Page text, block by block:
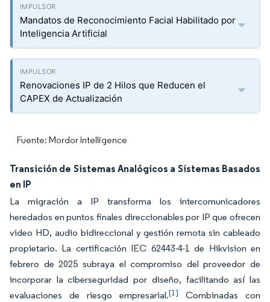
Mandatos de Reconocimiento Facial Habilitado por
Inteligencia Artificial
Renovaciones IP de 2 Hilos que Reducen el
CAPEX de Actualización
Fuente: Mordor Intelligence
Transición de Sistemas Analógicos a Sistemas Basados
en IP
La migración a IP transforma los intercomunicadores
heredados en puntos finales direccionables por IP que ofrecen
video HD, audio bidireccional y gestión remota sin cableado
propietario. La certificación IEC 62443-4-1 de Hikvision en
febrero de 2025 subraya el compromiso del proveedor de
incorporar la ciberseguridad por diseño, facilitando así las
evaluaciones de riesgo empresarial.[1]
Combinadas con